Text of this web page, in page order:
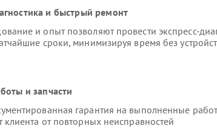
и быстрый ремонт
и опыт позволяют провести экспресс-
сроки, минимизируя время без
и запчасти
гарантия на выполненные
клиента от повторных неисправностей